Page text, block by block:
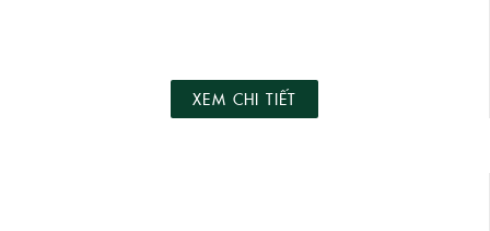
XEM CHI TIẾT